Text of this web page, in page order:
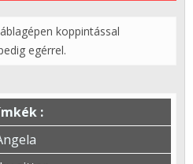
koppintással
egérrel.
: